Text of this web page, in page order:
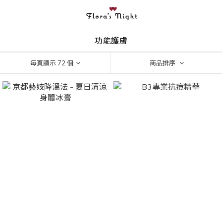
功能護膚
每頁顯示 72 個 商品排序